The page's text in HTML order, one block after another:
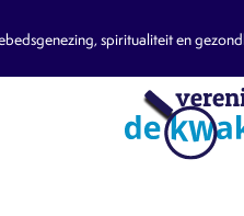
spiritualiteit en